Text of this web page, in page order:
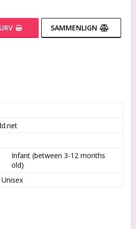
SAMMENLIGN
Infant (between 3-12 months
old)
Unisex